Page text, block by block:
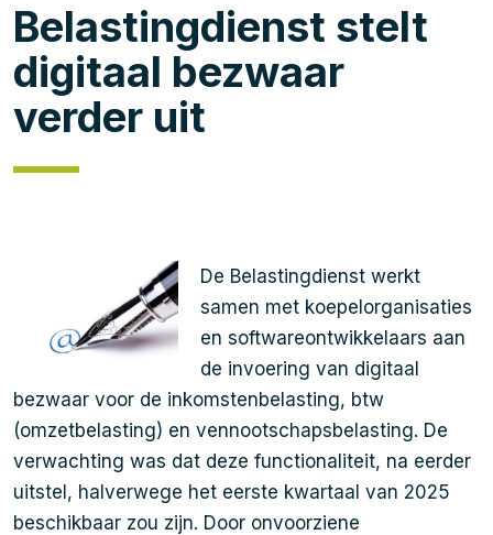
Belastingdienst stelt
digitaal bezwaar
verder uit
De Belastingdienst werkt
samen met koepelorganisaties
en softwareontwikkelaars aan
de invoering van digitaal
bezwaar voor de inkomstenbelasting, btw
(omzetbelasting) en vennootschapsbelasting. De
verwachting was dat deze functionaliteit, na eerder
uitstel, halverwege het eerste kwartaal van 2025
beschikbaar zou zijn. Door onvoorziene